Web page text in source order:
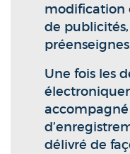
modification
de
Une fois les
délivré de